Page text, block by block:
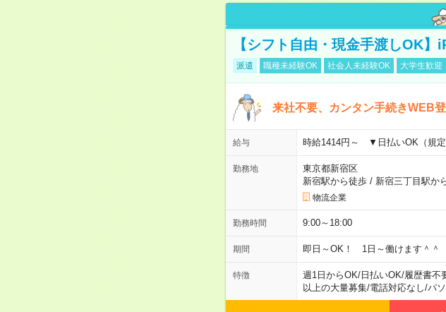
【シフト自由・現金手渡しOK
派遣 職種未経験OK 社会人未経験OK 大学生歓迎
来社不要、カンタン手続きWEB
給与 時給1414円～ ▼日払いOK（規
勤務地
東京都新宿区
新宿駅から徒歩/ 新宿三丁目駅か
物流企業
勤務時間 9:00～18:00
期間 即日～OK！ 1日～働けます＾＾
特徴 週1日からOK/日払いOK/履歴書不
以上の大量募集/電話対応なし/パ